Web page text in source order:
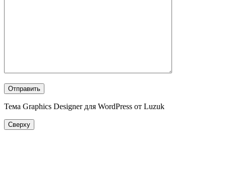
Тема Graphics Designer для WordPress от Luzuk
Сверху